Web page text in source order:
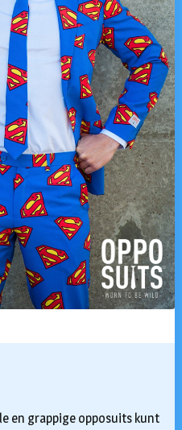
en grappige opposuits kunt